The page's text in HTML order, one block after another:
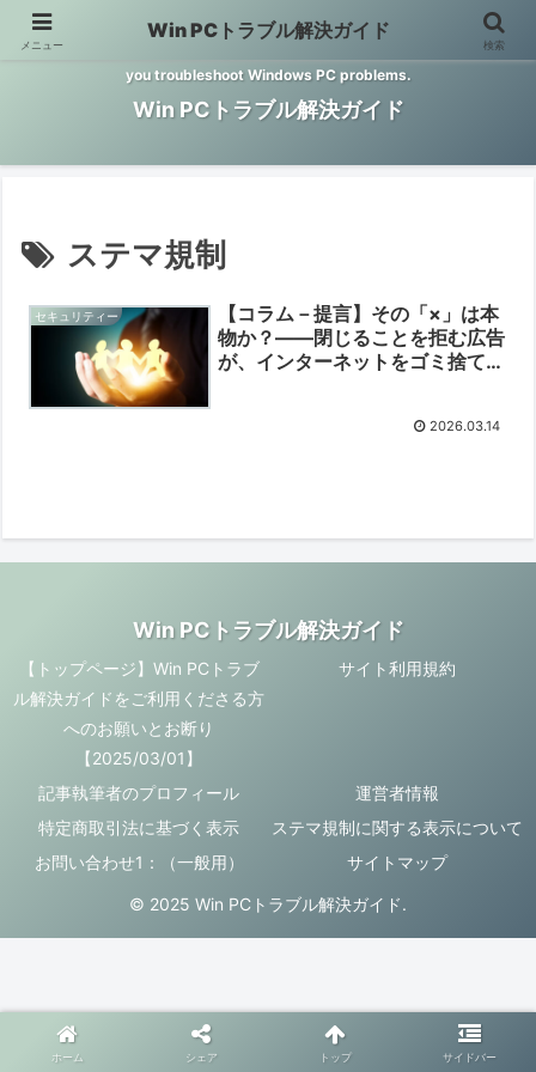
Windows PCのトラブル解決をお手伝いするサイトです。 This site helps
you troubleshoot Windows PC problems.
Win PCトラブル解決ガイド
ステマ規制
セキュリティー
【コラム－提言】その「×」は本
物か？――閉じることを拒む広告
が、インターネットをゴミ捨て場
2026.03.14
Win PCトラブル解決ガイド
【トップページ】Win PCトラブ
ル解決ガイドをご利用くださる方
へのお願いとお断り
【2025/03/01】
サイト利用規約
記事執筆者のプロフィール
運営者情報
特定商取引法に基づく表示
ステマ規制に関する表示について
お問い合わせ1：（一般用）
サイトマップ
© 2025 Win PCトラブル解決ガイド.
メニュー
Win PCトラブル解決ガイド
検索
ホーム シェア トップ サイドバー